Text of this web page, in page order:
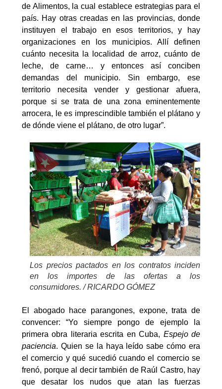
de Alimentos, la cual establece estrategias para el
país. Hay otras creadas en las provincias, donde
instituyen el trabajo en esos territorios, y hay
organizaciones en los municipios. Allí definen
cuánto necesita la localidad de arroz, cuánto de
leche, de carne… y entonces así conciben
demandas del municipio. Sin embargo, ese
territorio necesita vender y gestionar afuera,
porque si se trata de una zona eminentemente
arrocera, le es imprescindible también el plátano y
de dónde viene el plátano, de otro lugar”.
Los precios pactados en los contratos inciden
en los importes de las ofertas a los
consumidores. / RICARDO GÓMEZ
El abogado hace parangones, expone, trata de
convencer: “Yo siempre pongo de ejemplo la
primera obra literaria escrita en Cuba, Espejo de
paciencia. Quien se la haya leído sabe cómo era
el comercio y qué sucedió cuando el comercio se
frenó, porque al decir también de Raúl Castro, hay
que desatar los nudos que atan las fuerzas